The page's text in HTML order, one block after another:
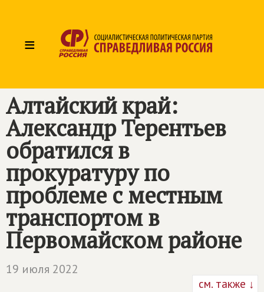
≡
Алтайский край:
Александр Терентьев
обратился в
прокуратуру по
проблеме с местным
транспортом в
Первомайском районе
19 июля 2022
см. также ↓